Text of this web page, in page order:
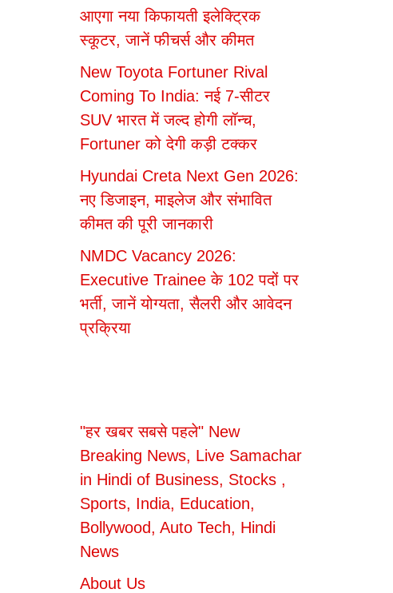
आएगा नया किफायती इलेक्ट्रिक
स्कूटर, जानें फीचर्स और कीमत
New Toyota Fortuner Rival
Coming To India: नई 7-सीटर
SUV भारत में जल्द होगी लॉन्च,
Fortuner को देगी कड़ी टक्कर
Hyundai Creta Next Gen 2026:
नए डिजाइन, माइलेज और संभावित
कीमत की पूरी जानकारी
NMDC Vacancy 2026:
Executive Trainee के 102 पदों पर
भर्ती, जानें योग्यता, सैलरी और आवेदन
प्रक्रिया
"हर खबर सबसे पहले" New
Breaking News, Live Samachar
in Hindi of Business, Stocks ,
Sports, India, Education,
Bollywood, Auto Tech, Hindi
News
About Us